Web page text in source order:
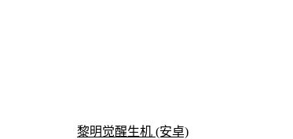
黎明觉醒生机 (安卓)